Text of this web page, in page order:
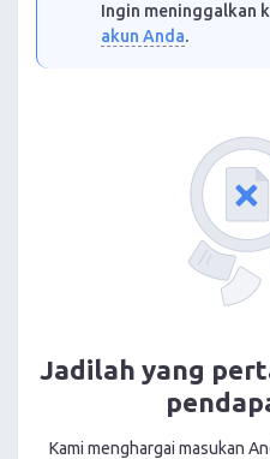
Ingin meninggalkan
akun Anda.
Jadilah yang
Kami menghargai masukan